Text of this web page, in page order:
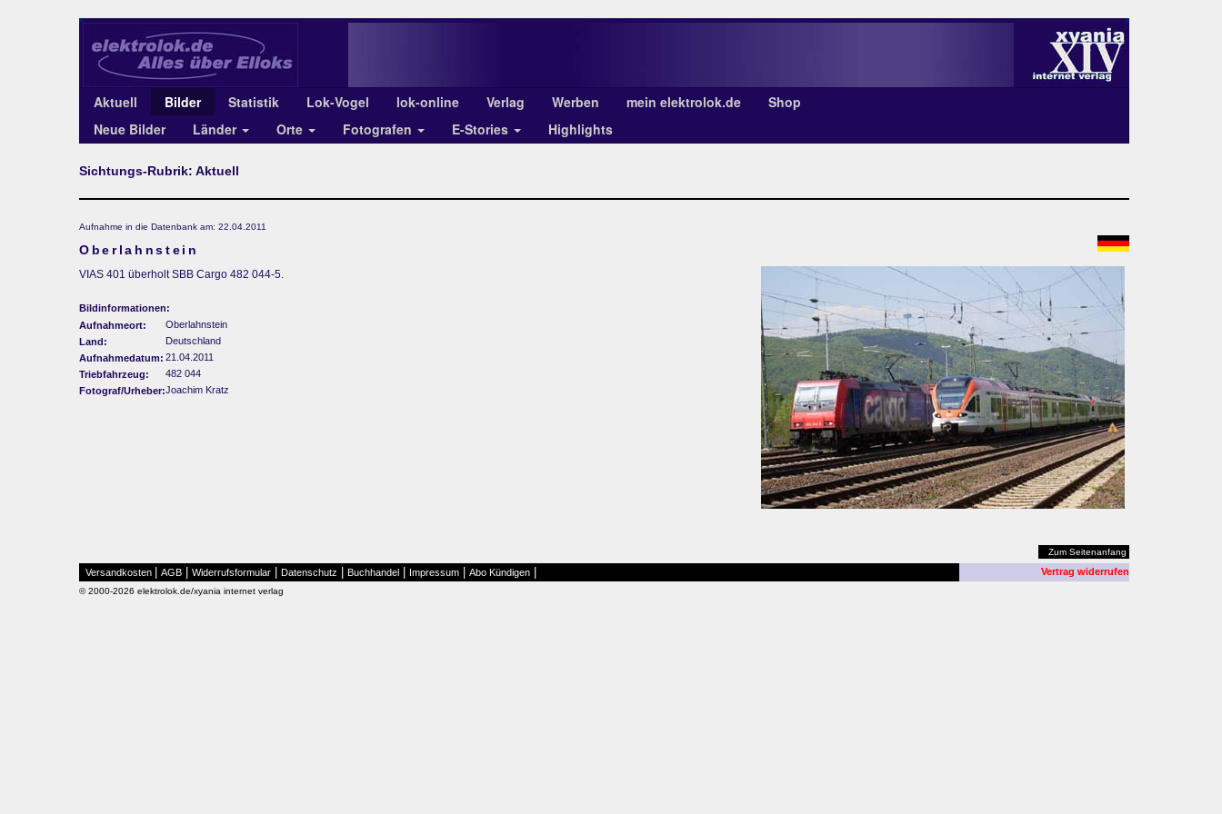
Aktuell Bilder Statistik Lok-Vogel lok-online Verlag Werben mein elektrolok.de
Shop
Neue Bilder
Länder Orte Fotografen E-Stories Highlights
Sichtungs-Rubrik: Aktuell
Aufnahme in die Datenbank am: 22.04.2011
Oberlahnstein
VIAS 401 überholt SBB Cargo 482 044-5.
Bildinformationen:
Aufnahmeort:
Oberlahnstein
Land:
Deutschland
Aufnahmedatum: 21.04.2011
Triebfahrzeug:
482 044
Fotograf/Urheber:Joachim Kratz
Zum Seitenanfang
Versandkosten AGB Widerrufsformular Datenschutz Buchhandel Impressum Abo Kündigen Vertrag widerrufen
© 2000-2026 elektrolok.de/xyania internet verlag